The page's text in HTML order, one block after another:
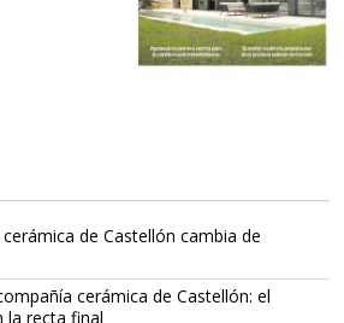
de Castellón cambia de
cerámica de Castellón: el
la recta final